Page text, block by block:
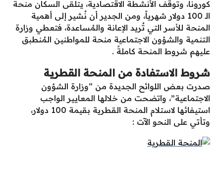
كورونا، وتوقف الأنشطة الاقتصادية، يتلقى السكان منحة
الـ 100 دولار شهرياً، ومن الجدير أن نُشير إلى أهمية
المنحة للأسر التي تُريد الإعانة والمُساعدة، فتعطي وزارة
التنمية والشؤون الاجتماعية منحة للمواطنين المُنطبق
عليهم شروط المنحة كاملةً .
شروط الاستفادة من المنحة القطرية
صدرت بعض اللوائح الجديدة من “وزارة الشؤون
الاجتماعية”، واتضحت من خلالها المعايير الواجب
استيفائها لاستلام المنحة القطرية بقيمة 100 دولار،
وتأتي على النحو الآت :